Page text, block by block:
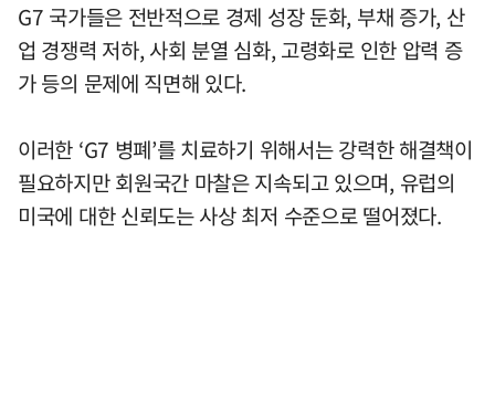
G7 국가들은 전반적으로 경제 성장 둔화, 부채 증가, 산
업 경쟁력 저하, 사회 분열 심화, 고령화로 인한 압력 증
가 등의 문제에 직면해 있다.
이러한 ‘G7 병폐’를 치료하기 위해서는 강력한 해결책이
필요하지만 회원국간 마찰은 지속되고 있으며, 유럽의
미국에 대한 신뢰도는 사상 최저 수준으로 떨어졌다.